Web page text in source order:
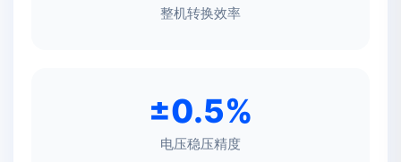
整机转换效率
±0.5%
电压稳压精度